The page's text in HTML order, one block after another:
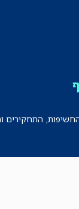
התחקירים